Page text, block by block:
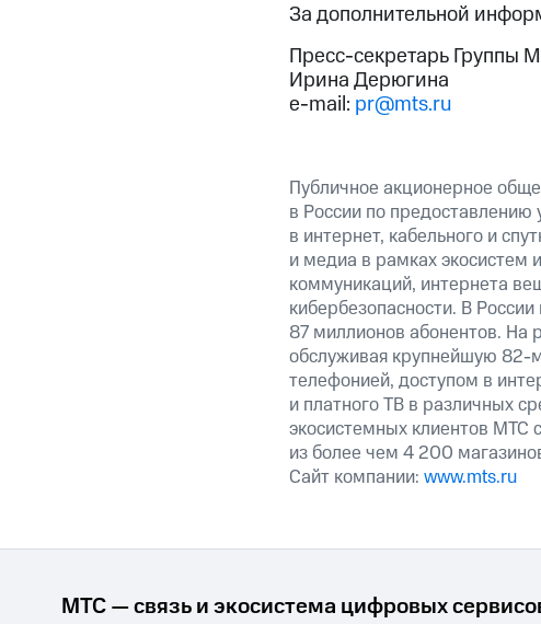
За дополнительной
Пресс-секретарь Группы
Ирина Дерюгина
e-mail: pr@mts.ru
Публичное акционерное
в России по предоставлению
в интернет, кабельного и
и медиа в рамках
коммуникаций, интернета
кибербезопасности. В
87 миллионов абонентов. На
обслуживая крупнейшую 82-
телефонией, доступом в
и платного ТВ в различных
экосистемных клиентов МТС
из более чем 4 200
Сайт компании: www.mts.ru
МТС — связь и экосистема цифровых